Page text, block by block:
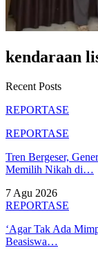
kendaraan
Recent Posts
REPORTASE
REPORTASE
Tren Bergeser,
Memilih Nikah di…
7 Agu 2026
REPORTASE
‘Agar Tak Ada
Beasiswa…